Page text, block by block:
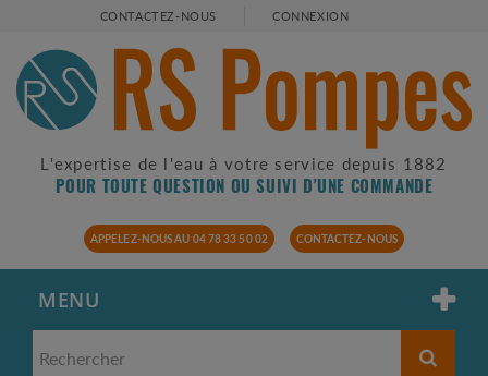
CONTACTEZ-NOUS CONNEXION
L'expertise de l'eau à votre service depuis 1882
POUR TOUTE QUESTION OU SUIVI D'UNE COMMANDE
APPELEZ-NOUS AU 04 78 33 50 02 CONTACTEZ-NOUS
MENU